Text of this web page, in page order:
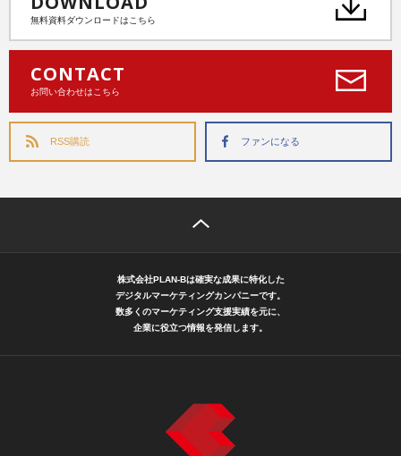
無料資料ダウンロードはこちら
CONTACT
お問い合わせはこちら
RSS購読 ファンになる
株式会社PLAN-Bは確実な成果に特化した
デジタルマーケティングカンパニーです。
数多くのマーケティング支援実績を元に、
企業に役立つ情報を発信します。